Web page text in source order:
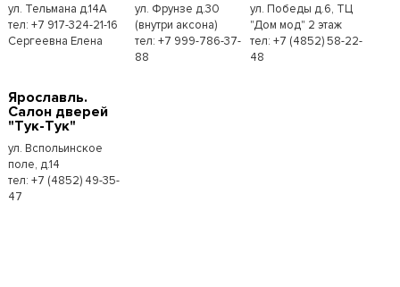
ул. Тельмана д.14А
тел: +7 917-324-21-16
Сергеевна Елена
ул. Фрунзе д.30
(внутри аксона)
тел: +7 999-786-37-
88
ул. Победы д.6, ТЦ
"Дом мод" 2 этаж
тел: +7 (4852) 58-22-
48
Ярославль.
Салон дверей
"Тук-Тук"
ул. Вспольинское
поле, д.14
тел: +7 (4852) 49-35-
47